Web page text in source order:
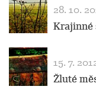
28. 10.
Krajinné
15. 7.
Žluté